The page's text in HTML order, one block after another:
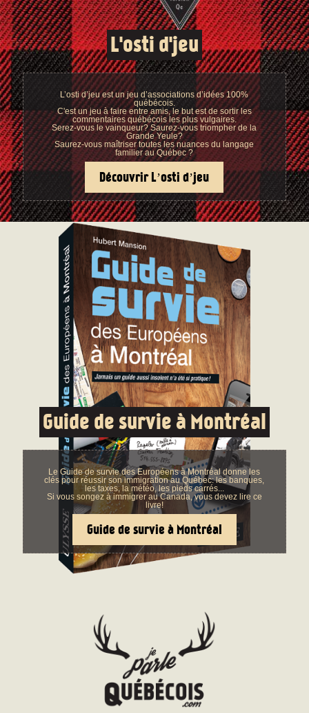
L'osti d'jeu
L’osti d’jeu est un jeu d’associations d’idées 100%
québécois.
C'est un jeu à faire entre amis, le but est de sortir les
commentaires québécois les plus vulgaires.
Serez-vous le vainqueur? Saurez-vous triompher de la
Grande Yeule?
Saurez-vous maîtriser toutes les nuances du langage
familier au Québec ?
Découvrir L’osti d’jeu
Guide de survie à Montréal
Le Guide de survie des Européens à Montréal donne les
clés pour réussir son immigration au Québec: les banques,
les taxes, la météo, les pieds carrés...
Si vous songez à immigrer au Canada, vous devez lire ce
livre!
Guide de survie à Montréal